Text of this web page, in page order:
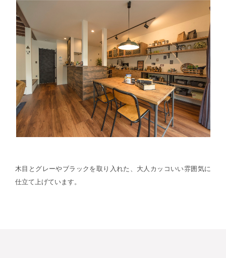
木目とグレーやブラックを取り入れた、大人カッコいい雰囲気に
仕立て上げています。